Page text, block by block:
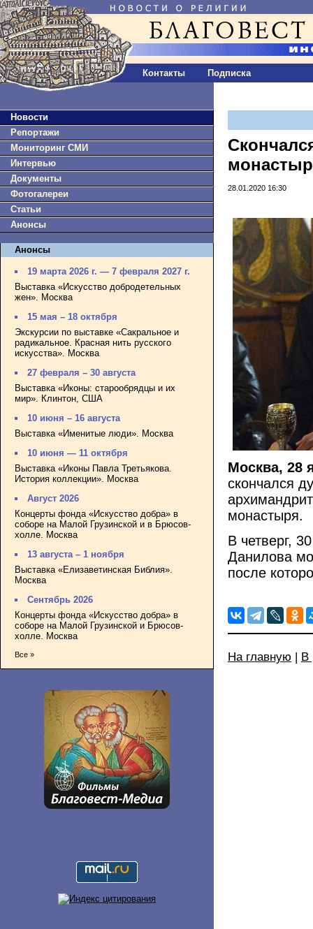
Контакты Подписка
Новости
Репортажи
Мониторинг СМИ
Интервью
Документы
Фотогалереи
Статьи
Анонсы
Анонсы
19 марта 2026 г. — 7 февраля 2027 г.
Выставка «Искусство добродетельных
жен». Москва
15 мая – 18 октября
Экскурсии по выставке «Сакральное и
радикальное. Красная нить русского
искусства». Москва
27 февраля – 30 августа
Выставка «Иконы: старообрядцы и их
мир». Клинтон, США
10 июня – 16 августа
Выставка «Именитые люди». Москва
10 июня — 11 октября
Выставка «Иконы Павла Третьякова.
История коллекции». Москва
Август 2026
Концерты фонда «Искусство добра» в
соборе на Малой Грузинской и в Брюсов-
холле. Москва
13 августа – 1 ноября
Выставка «Елизаветинская Библия».
Москва
Сентябрь 2026
Концерты фонда «Искусство добра» в
соборе на Малой Грузинской и Брюсов-
холле. Москва
Все »
28.01.2020 16:30
Москва, 28
скончался
монастыря.
В четверг,
Данилова
после
На главную | В